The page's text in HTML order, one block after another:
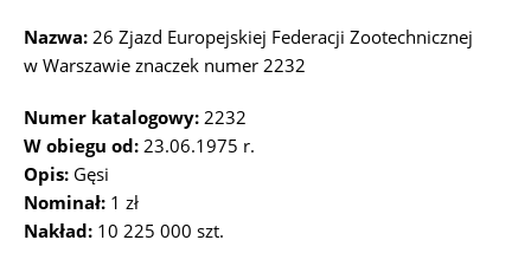
Nazwa: 26 Zjazd Europejskiej Federacji Zootechnicznej
w Warszawie znaczek numer 2232
Numer katalogowy: 2232
W obiegu od: 23.06.1975 r.
Opis: Gęsi
Nominał: 1 zł
Nakład: 10 225 000 szt.